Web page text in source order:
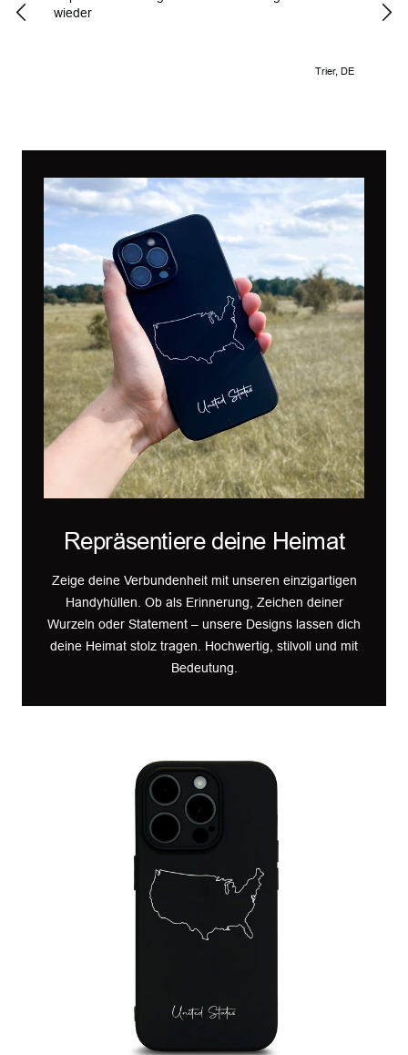
wieder
Trier, DE
Repräsentiere deine Heimat
Zeige deine Verbundenheit mit unseren einzigartigen
Handyhüllen. Ob als Erinnerung, Zeichen deiner
Wurzeln oder Statement – unsere Designs lassen dich
deine Heimat stolz tragen. Hochwertig, stilvoll und mit
Bedeutung.